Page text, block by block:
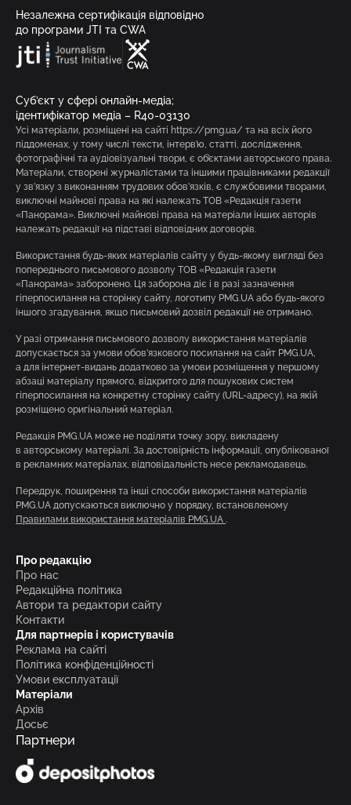
Незалежна сертифікація відповідно
до програми JTI та CWA
Суб’єкт у сфері онлайн-медіа;
ідентифікатор медіа – R40-03130
Усі матеріали, розміщені на сайті https://pmg.ua/ та на всіх його
піддоменах, у тому числі тексти, інтерв’ю, статті, дослідження,
фотографічні та аудіовізуальні твори, є об’єктами авторського права.
Матеріали, створені журналістами та іншими працівниками редакції
у зв’язку з виконанням трудових обов’язків, є службовими творами,
виключні майнові права на які належать ТОВ «Редакція газети
«Панорама». Виключні майнові права на матеріали інших авторів
належать редакції на підставі відповідних договорів.
Використання будь-яких матеріалів сайту у будь-якому вигляді без
попереднього письмового дозволу ТОВ «Редакція газети
«Панорама» заборонено. Ця заборона діє і в разі зазначення
гіперпосилання на сторінку сайту, логотипу PMG.UA або будь-якого
іншого згадування, якщо письмовий дозвіл редакції не отримано.
У разі отримання письмового дозволу використання матеріалів
допускається за умови обов’язкового посилання на сайт PMG.UA,
а для інтернет-видань додатково за умови розміщення у першому
абзаці матеріалу прямого, відкритого для пошукових систем
гіперпосилання на конкретну сторінку сайту (URL-адресу), на якій
розміщено оригінальний матеріал.
Редакція PMG.UA може не поділяти точку зору, викладену
в авторському матеріалі. За достовірність інформації, опублікованої
в рекламних матеріалах, відповідальність несе рекламодавець.
Передрук, поширення та інші способи використання матеріалів
PMG.UA допускаються виключно у порядку, встановленому
Правилами використання матеріалів PMG.UA .
Про редакцію
Про нас
Редакційна політика
Автори та редактори сайту
Контакти
Для партнерів і користувачів
Реклама на сайті
Політика конфіденційності
Умови експлуатації
Матеріали
Архів
Досьє
Партнери